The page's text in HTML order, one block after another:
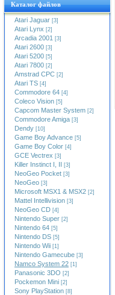
Каталог файлов
Atari Jaguar [3]
Atari Lynx [2]
Arcadia 2001 [3]
Atari 2600 [3]
Atari 5200 [5]
Atari 7800 [2]
Amstrad CPC [2]
Atari TS [4]
Commodore 64 [4]
Coleco Vision [5]
Capcom Master System [2]
Commodore Amiga [3]
Dendy [10]
Game Boy Advance [5]
Game Boy Color [4]
GCE Vectrex [3]
Killer Instinct I, II [3]
NeoGeo Pocket [3]
NeoGeo [3]
Microsoft MSX1 & MSX2 [2]
Mattel Intellivision [3]
NeoGeo CD [4]
Nintendo Super [2]
Nintendo 64 [5]
Nintendo DS [5]
Nintendo Wii [1]
Nintendo Gamecube [3]
Namco System 22 [1]
Panasonic 3DO [2]
Pockemon Mini [2]
Sony PlayStation [8]